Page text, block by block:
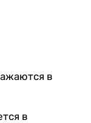
в
в